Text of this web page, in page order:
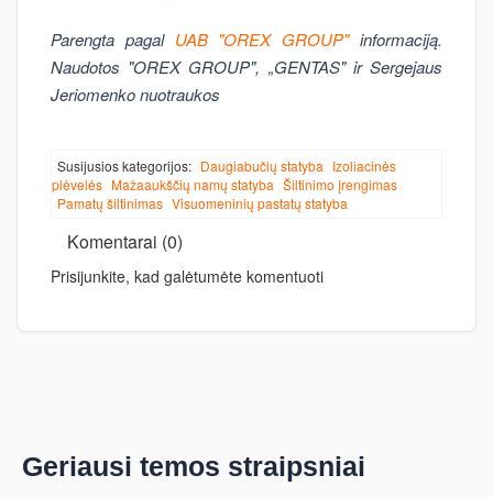
Parengta pagal UAB "OREX GROUP"informaciją.
Naudotos "OREX GROUP", „GENTAS" ir Sergejaus
Jeriomenko nuotraukos
Susijusios kategorijos: Daugiabučių statyba Izoliacinės
plėvelės Mažaaukščių namų statyba Šiltinimo įrengimas
Pamatų šiltinimas Visuomeninių pastatų statyba
Komentarai (0)
Prisijunkite, kad galėtumėte komentuoti
Geriausi temos straipsniai